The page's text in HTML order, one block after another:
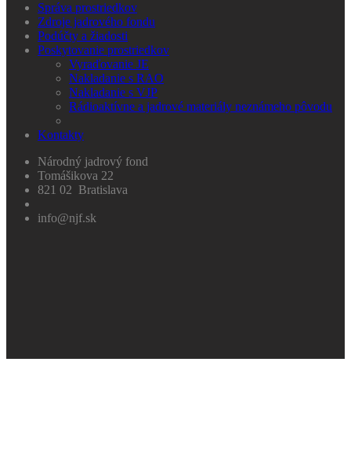
Správa prostriedkov
Zdroje jadrového fondu
Podúčty a žiadosti
Poskytovanie prostriedkov
Vyraďovanie JE
Nakladanie s RAO
Nakladanie s VJP
Rádioaktívne a jadrové materiály neznámeho pôvodu
Kontakty
Národný jadrový fond
Tomášikova 22
821 02 Bratislava
info@njf.sk